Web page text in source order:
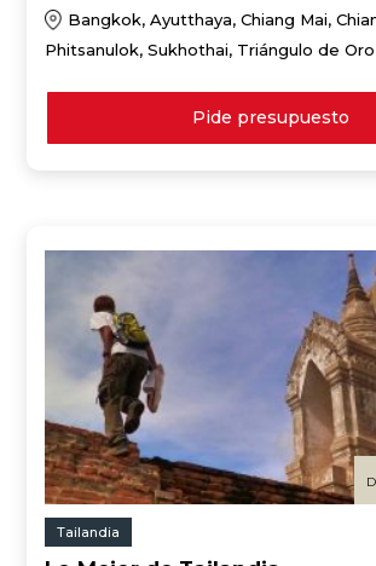
Bangkok, Ayutthaya, Chiang Mai,
Phitsanulok, Sukhothai, Triángulo de Oro
Pide presupuesto
Tailandia